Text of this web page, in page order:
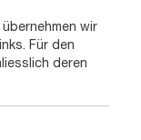
wir
Für den
deren